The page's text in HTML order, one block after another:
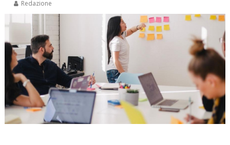
Redazione